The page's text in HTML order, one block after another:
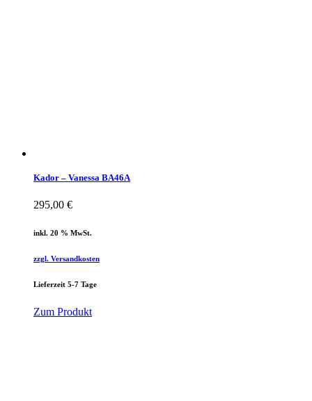
Kador – Vanessa BA46A
295,00 €
inkl. 20 % MwSt.
zzgl. Versandkosten
Lieferzeit 5-7 Tage
Zum Produkt